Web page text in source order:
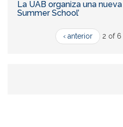
La UAB organiza una
Summer School’
‹ anterior 2 of 6